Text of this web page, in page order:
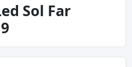
Sol Far